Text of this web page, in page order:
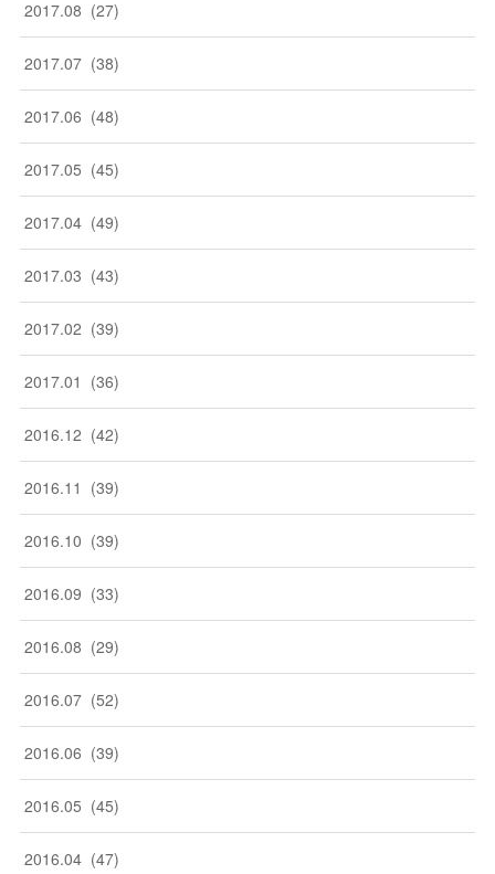
2017.08 (27)
2017.07 (38)
2017.06 (48)
2017.05 (45)
2017.04 (49)
2017.03 (43)
2017.02 (39)
2017.01 (36)
2016.12 (42)
2016.11 (39)
2016.10 (39)
2016.09 (33)
2016.08 (29)
2016.07 (52)
2016.06 (39)
2016.05 (45)
2016.04 (47)